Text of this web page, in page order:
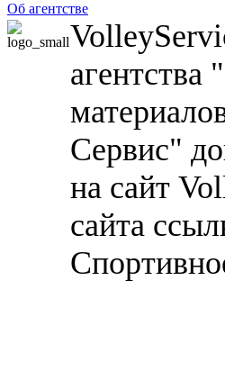
Об агентстве
Сервис"
на сайт
сайта